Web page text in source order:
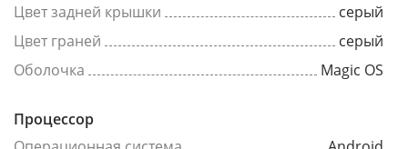
Цвет задней крышки
серый
Цвет граней
серый
Оболочка
Magic OS
Процессор